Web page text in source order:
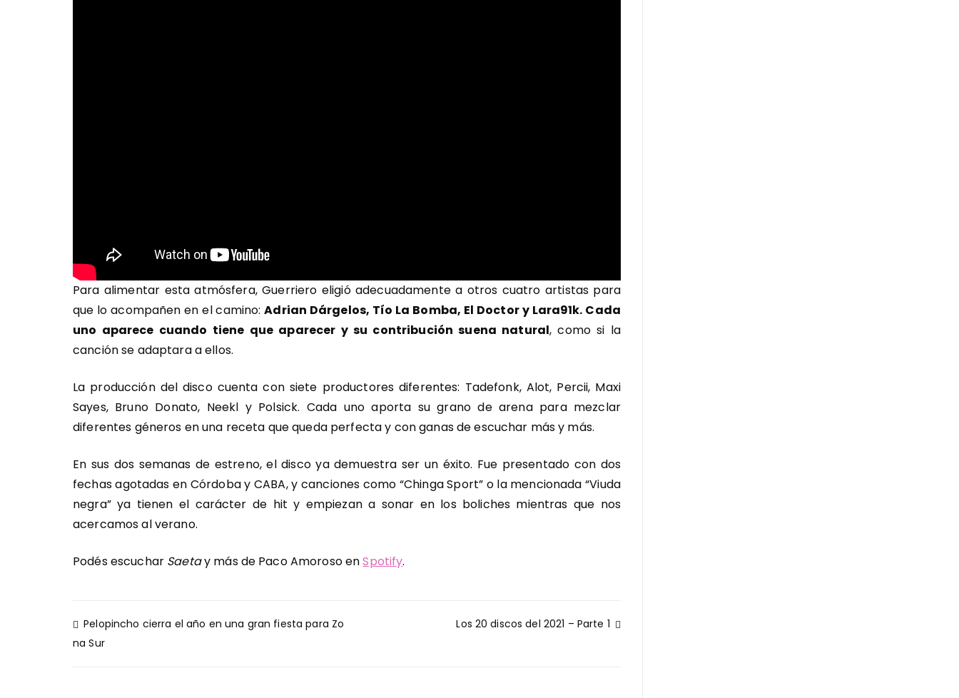
Para alimentar esta atmósfera, Guerriero eligió adecuadamente a otros cuatro artistas para
que lo acompañen en el camino:Adrian Dárgelos, Tío La Bomba, El Doctor y Lara91k. Cada
uno aparece cuando tiene que aparecer y su contribución suena natural, como si la
canción se adaptara a ellos.
La producción del disco cuenta con siete productores diferentes: Tadefonk, Alot, Percii, Maxi
Sayes, Bruno Donato, Neekl y Polsick. Cada uno aporta su grano de arena para mezclar
diferentes géneros en una receta que queda perfecta y con ganas de escuchar más y más.
En sus dos semanas de estreno, el disco ya demuestra ser un éxito. Fue presentado con dos
fechas agotadas en Córdoba y CABA, y canciones como “Chinga Sport” o la mencionada “Viuda
negra” ya tienen el carácter de hit y empiezan a sonar en los boliches mientras que nos
acercamos al verano.
Podés escuchar Saetay más de Paco Amoroso enSpotify.
Navegación
de
Pelopincho cierra el año en una gran fiesta para Zo
na Sur
Los 20 discos del 2021 – Parte 1